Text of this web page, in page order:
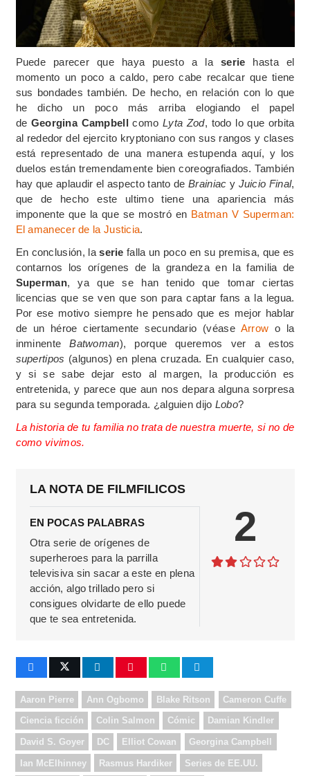
Puede parecer que haya puesto a la serie hasta el
momento un poco a caldo, pero cabe recalcar que tiene
sus bondades también. De hecho, en relación con lo que
he dicho un poco más arriba elogiando el papel
de Georgina Campbell comoLyta Zod, todo lo que orbita
al rededor del ejercito kryptoniano con sus rangos y clases
está representado de una manera estupenda aquí, y los
duelos están tremendamente bien coreografiados. También
hay que aplaudir el aspecto tanto deBrainiac y Juicio Final,
que de hecho este ultimo tiene una apariencia más
imponente que la que se mostró en Batman V Superman:
El amanecer de la Justicia.
En conclusión, laserie falla un poco en su premisa, que es
contarnos los orígenes de la grandeza en la familia de
Superman, ya que se han tenido que tomar ciertas
licencias que se ven que son para captar fans a la legua.
Por ese motivo siempre he pensado que es mejor hablar
de un héroe ciertamente secundario (véase Arrow o la
inminenteBatwoman), porque queremos ver a estos
supertipos (algunos) en plena cruzada. En cualquier caso,
y si se sabe dejar esto al margen, la producción es
entretenida, y parece que aun nos depara alguna sorpresa
para su segunda temporada. ¿alguien dijo Lobo?
La historia de tu familia no trata de nuestra muerte, si no de
como vivimos.
LA NOTA DE FILMFILICOS
EN POCAS PALABRAS
Otra serie de orígenes de
superheroes para la parrilla
televisiva sin sacar a este en plena
acción, algo trillado pero si
consigues olvidarte de ello puede
que te sea entretenida.
2
Aaron Pierre Ann Ogbomo Blake Ritson Cameron Cuffe
Ciencia ficción Colin Salmon Cómic Damian Kindler
David S. Goyer DC Elliot Cowan Georgina Campbell
Ian McElhinney Rasmus Hardiker Series de EE.UU.